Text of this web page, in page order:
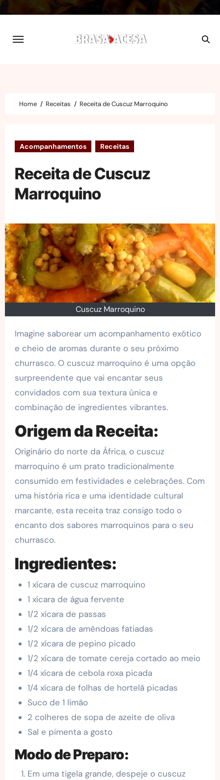
Skip
content
Home Receitas Receita de Cuscuz Marroquino
Acompanhamentos Receitas
Receita de Cuscuz
Marroquino
Cuscuz Marroquino
Imagine saborear um acompanhamento exótico
e cheio de aromas durante o seu próximo
churrasco. O cuscuz marroquino é uma opção
surpreendente que vai encantar seus
convidados com sua textura única e
combinação de ingredientes vibrantes.
Origem da Receita:
Originário do norte da África, o cuscuz
marroquino é um prato tradicionalmente
consumido em festividades e celebrações. Com
uma história rica e uma identidade cultural
marcante, esta receita traz consigo todo o
encanto dos sabores marroquinos para o seu
churrasco.
Ingredientes:
1 xícara de cuscuz marroquino
1 xícara de água fervente
1/2 xícara de passas
1/2 xícara de amêndoas fatiadas
1/2 xícara de pepino picado
1/2 xícara de tomate cereja cortado ao meio
1/4 xícara de cebola roxa picada
1/4 xícara de folhas de hortelã picadas
Suco de 1 limão
2 colheres de sopa de azeite de oliva
Sal e pimenta a gosto
Modo de Preparo:
Em uma tigela grande, despeje o cuscuz